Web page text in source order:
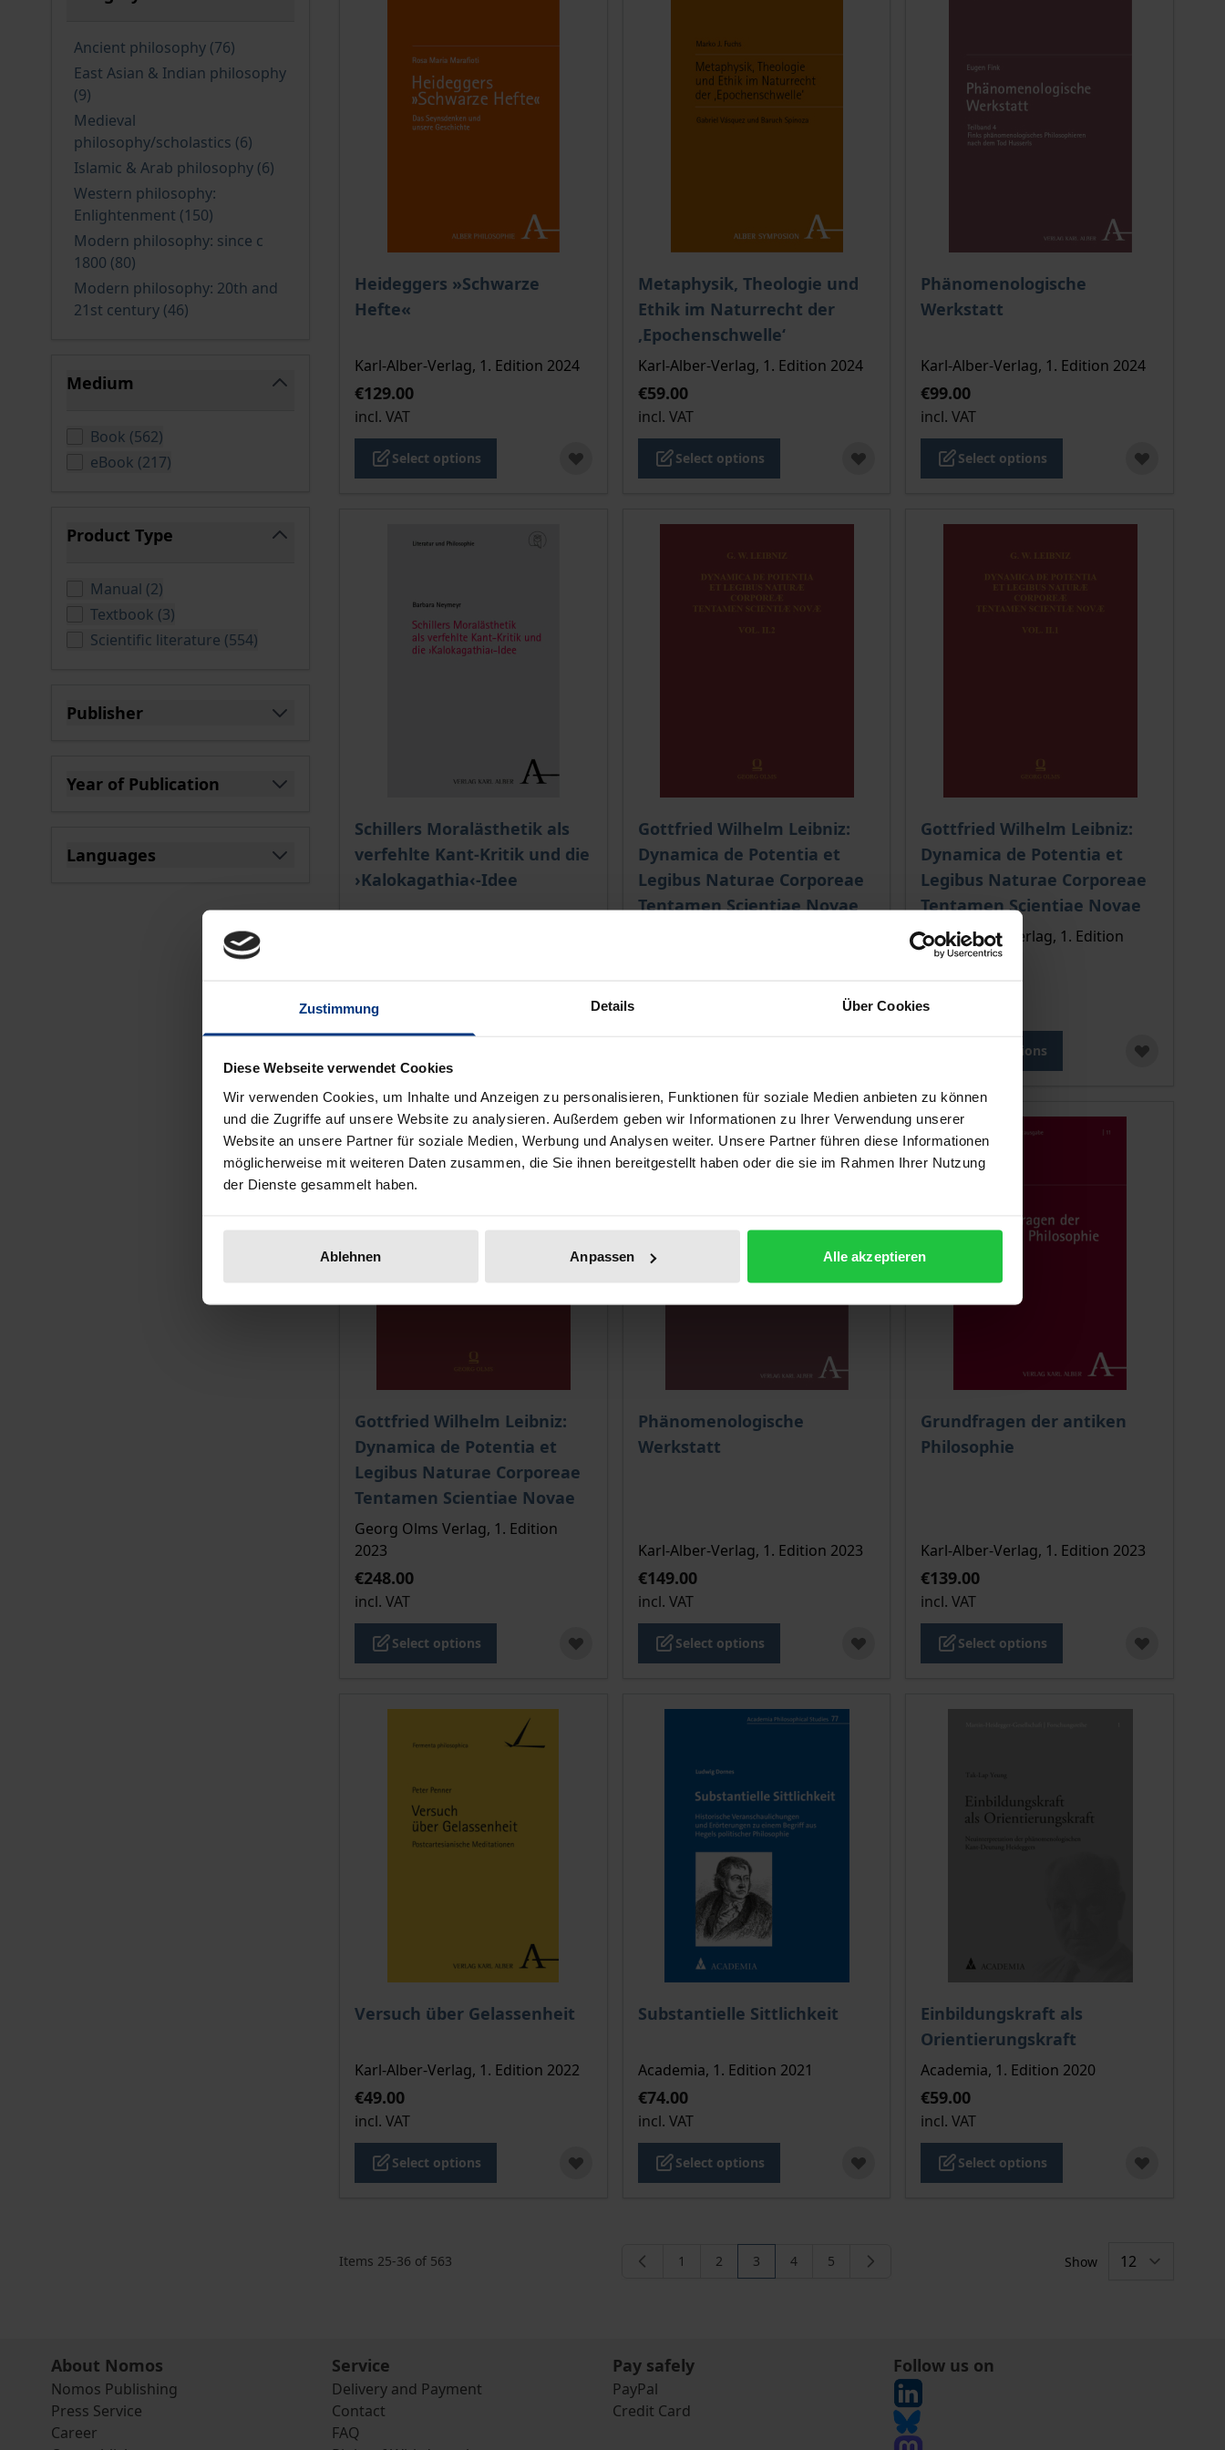
Zustimmung Details Über Cookies
Diese Webseite verwendet Cookies
Wir verwenden Cookies, um Inhalte und Anzeigen zu personalisieren, Funktionen für soziale Medien anbieten zu können
und die Zugriffe auf unsere Website zu analysieren. Außerdem geben wir Informationen zu Ihrer Verwendung unserer
Website an unsere Partner für soziale Medien, Werbung und Analysen weiter. Unsere Partner führen diese Informationen
möglicherweise mit weiteren Daten zusammen, die Sie ihnen bereitgestellt haben oder die sie im Rahmen Ihrer Nutzung
der Dienste gesammelt haben.
Ablehnen Anpassen Alle akzeptieren
Ancient philosophy (76products available
)
East Asian & Indian philosophy
(9products available
)
Medieval
philosophy/scholastics (6products available
)
Islamic & Arab philosophy (6products available
)
Western philosophy:
Enlightenment (150products available
)
Modern philosophy: since c
1800 (80products available
)
Modern philosophy: 20th and
21st century (46products available
)
Medium
Book (562products available
)
eBook (217products available
)
Product Type
Manual (2products available
)
Textbook (3products available
)
Scientific literature (554products available
)
Publisher
Year of Publication
Languages
Heideggers »Schwarze
Hefte«
The price depends on the options chosen on the product page
Karl-Alber-Verlag, 1. Edition 2024
€129.00
incl. VAT
Select options
Metaphysik, Theologie und
Ethik im Naturrecht der
‚Epochenschwelle‘
The price depends on the options chosen on the product page
Karl-Alber-Verlag, 1. Edition 2024
€59.00
incl. VAT
Select options
Phänomenologische
Werkstatt
The price depends on the options chosen
Karl-Alber-Verlag, 1. Edition 2024
€99.00
incl. VAT
Select options
Schillers Moralästhetik als
verfehlte Kant-Kritik und die
›Kalokagathia‹-Idee
The price depends on the options chosen on the product page
incl. VAT
Gottfried Wilhelm Leibniz:
Dynamica de Potentia et
Legibus Naturae Corporeae
Tentamen Scientiae Novae
The price depends on the options chosen on the product page
Gottfried Wilhelm Leibniz:
Dynamica de Potentia et
Legibus Naturae Corporeae
Tentamen Scientiae Novae
The price depends on the options chosen
Georg Olms Verlag, 1. Edition
2023
incl. VAT
Select options
Gottfried Wilhelm Leibniz:
Dynamica de Potentia et
Legibus Naturae Corporeae
Tentamen Scientiae Novae
The price depends on the options chosen on the product page
Georg Olms Verlag, 1. Edition
2023
€248.00
incl. VAT
Select options
Phänomenologische
Werkstatt
The price depends on the options chosen on the product page
Karl-Alber-Verlag, 1. Edition 2023
€149.00
incl. VAT
Select options
Grundfragen der antiken
Philosophie
The price depends on the options chosen
Karl-Alber-Verlag, 1. Edition 2023
€139.00
incl. VAT
Select options
Versuch über Gelassenheit
The price depends on the options chosen on the product page
Karl-Alber-Verlag, 1. Edition 2022
€49.00
incl. VAT
Select options
Substantielle Sittlichkeit
The price depends on the options chosen on the product page
Academia, 1. Edition 2021
€74.00
incl. VAT
Select options
Einbildungskraft als
Orientierungskraft
The price depends on the options chosen
Academia, 1. Edition 2020
€59.00
incl. VAT
Select options
Items 25-36 of 563 Page
1 Page
2 You're currently reading page
3 Page
4 Page
5 Show
About Nomos
Nomos Publishing
Press Service
Career
Service
Delivery and Payment
Contact
FAQ
Pay safely
PayPal
Credit Card
Follow us on